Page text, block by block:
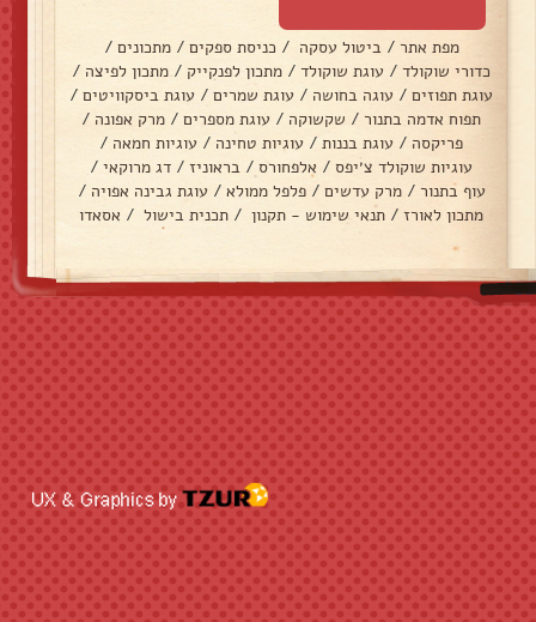
מפת אתר / ביטול עסקה / כניסת ספקים / מתכונים /
כדורי שוקולד / עוגת שוקולד / מתכון לפנקייק / מתכון לפיצה /
עוגת תפוזים / עוגה בחושה / עוגת שמרים / עוגת ביסקוויטים/
תפוח אדמה בתנור / שקשוקה / עוגת מספרים / מרק אפונה /
פריקסה / עוגת בננות / עוגיות טחינה / עוגיות חמאה /
עוגיות שוקולד צ׳יפס / אלפחורס / בראוניז / דג מרוקאי /
עוף בתנור / מרק עדשים / פלפל ממולא / עוגת גבינה אפויה /
מתכון לאורז / תנאי שימוש - תקנון / תכנית בישול / אסאדו